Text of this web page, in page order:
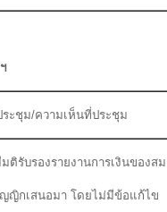
ระชุม/ความเห็นที่ประชุม
ติรับรองรายงานการเงินของ
ญิกเสนอมา โดยไม่มีข้อแก้ไข